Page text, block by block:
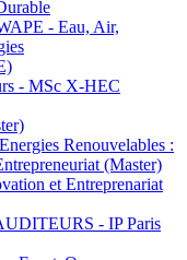
- Eau, Air,
- MSc X-HEC
Renouvelables :
(Master)
et Entreprenariat
- IP Paris